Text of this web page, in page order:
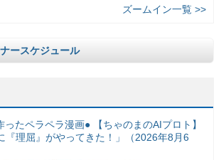
ズームイン一覧 >>
ースケジュール
ったペラペラ漫画● 【ちゃのまのAIプロト】
『理屈』がやってきた！」（2026年8月6